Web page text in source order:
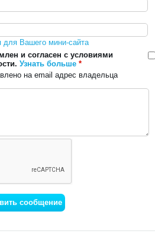
Вашего мини-сайта
и согласен с условиями
Узнать больше *
на email адрес владельца